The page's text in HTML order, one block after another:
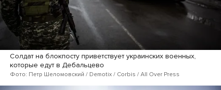
Солдат на блокпосту приветствует украинских военных,
которые едут в Дебальцево
Фото: Петр Шеломовский / Demotix / Corbis / All Over Press